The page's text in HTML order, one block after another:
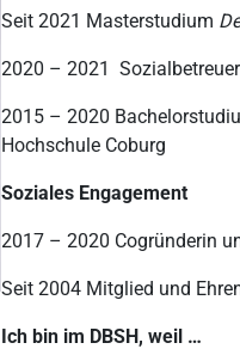
Seit 2021 Masterstudium
2020 – 2021
2015 – 2020
Hochschule Coburg
Soziales Engagement
2017 – 2020 Cogründerin
Seit 2004 Mitglied und
Ich bin im DBSH, weil …